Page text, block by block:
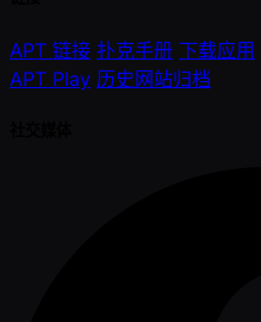
APT 链接 扑克手册 下载应用
APT Play 历史网站归档